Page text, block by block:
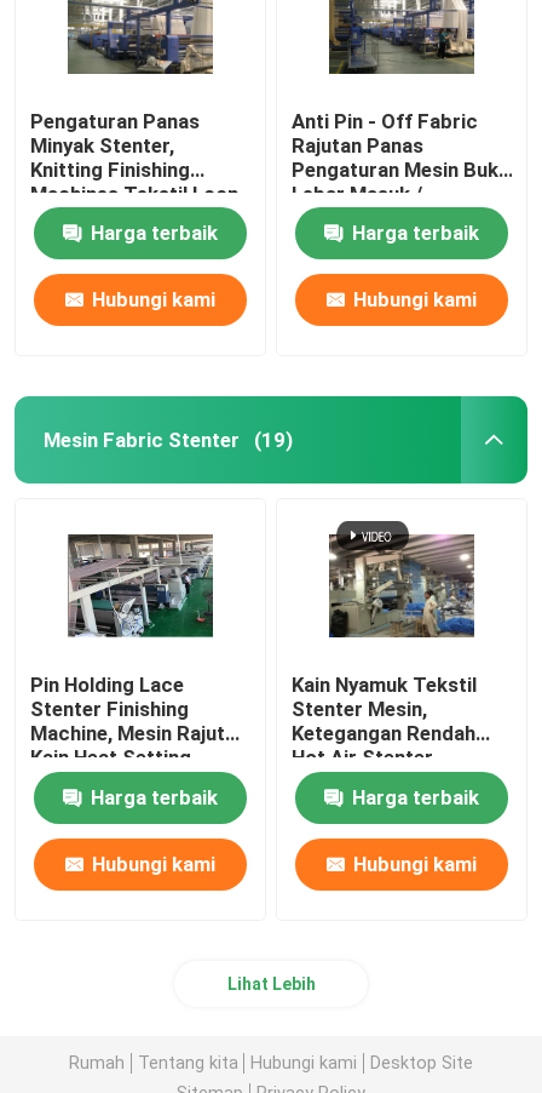
Pengaturan Panas
Minyak Stenter,
Knitting Finishing
Machines Tekstil Loop
Moisture Controlled
Harga terbaik
Hubungi kami
Anti Pin - Off Fabric
Rajutan Panas
Pengaturan Mesin Buka
Lebar Masuk /
Pendingin Udara
Harga terbaik
Hubungi kami
Mesin Fabric Stenter (19)
Pin Holding Lace
Stenter Finishing
Machine, Mesin Rajut
Kain Heat Setting
Harga terbaik
Hubungi kami
Kain Nyamuk Tekstil
Stenter Mesin,
Ketegangan Rendah
Hot Air Stenter
Machine
Harga terbaik
Hubungi kami
Lihat Lebih
Rumah Tentang kita Hubungi kami
Desktop Site